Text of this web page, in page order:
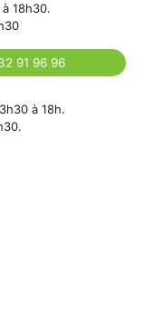
18h30.
91 96 96
à 18h.